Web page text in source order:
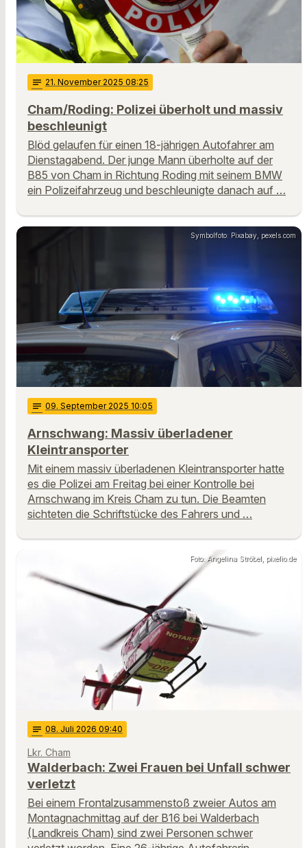
notes 21. November 2025 08:25
Cham/Roding: Polizei überholt und massiv
beschleunigt
Blöd gelaufen für einen 18-jährigen Autofahrer am
Dienstagabend. Der junge Mann überholte auf der
B85 von Cham in Richtung Roding mit seinem BMW
ein Polizeifahrzeug und beschleunigte danach auf …
Symbolfoto: Pixabay, pexels.com
notes 09. September 2025 10:05
Arnschwang: Massiv überladener
Kleintransporter
Mit einem massiv überladenen Kleintransporter hatte
es die Polizei am Freitag bei einer Kontrolle bei
Arnschwang im Kreis Cham zu tun. Die Beamten
sichteten die Schriftstücke des Fahrers und …
Foto: Angelina Ströbel, pixelio.de
notes 08. Juli 2026 09:40
Lkr. Cham
Walderbach: Zwei Frauen bei Unfall schwer
verletzt
Bei einem Frontalzusammenstoß zweier Autos am
Montagnachmittag auf der B16 bei Walderbach
(Landkreis Cham) sind zwei Personen schwer